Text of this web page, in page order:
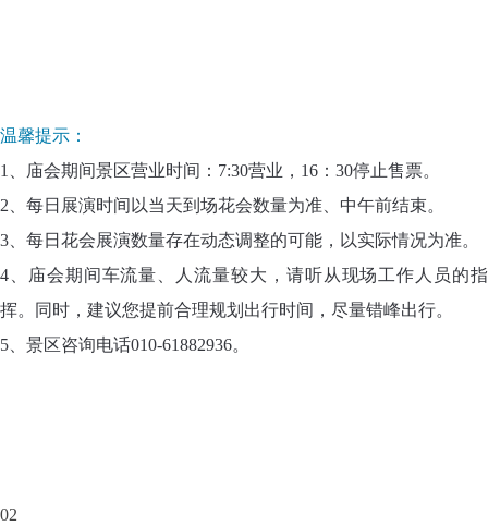
温馨提示：
1、庙会期间景区营业时间：7:30营业，16：30停止售票。
2、每日展演时间以当天到场花会数量为准、中午前结束。
3、每日花会展演数量存在动态调整的可能，以实际情况为准。
4、庙会期间车流量、人流量较大，请听从现场工作人员的指
挥。同时，建议您提前合理规划出行时间，尽量错峰出行。
5、景区咨询电话010-61882936。
02